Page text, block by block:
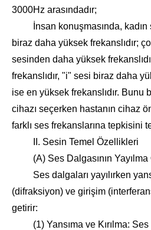
3000Hz arasındadır;
İnsan konuşmasında, kadın
biraz daha yüksek frekanslıdır;
sesinden daha yüksek
frekanslıdır, "i" sesi biraz daha
ise en yüksek frekanslıdır. Bunu
cihazı seçerken hastanın cihaz
farklı ses frekanslarına tepkisini
II. Sesin Temel Özellikleri
(A) Ses Dalgasının Yayılma
Ses dalgaları yayılırken
(difraksiyon) ve girişim
getirir:
(1) Yansıma ve Kırılma: Ses